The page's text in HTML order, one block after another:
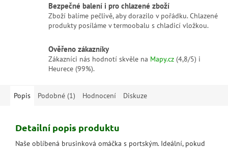
Bezpečné balení i pro chlazené zboží
Zboží balíme pečlivě, aby dorazilo v pořádku. Chlazené
produkty posíláme v termoobalu s chladicí vložkou.
Ověřeno zákazníky
Zákazníci nás hodnotí skvěle na Mapy.cz (4,8/5) i
Heurece (99%).
Popis Podobné (1) Hodnocení Diskuze
Detailní popis produktu
Naše oblíbená brusinková omáčka s portským. Ideální, pokud